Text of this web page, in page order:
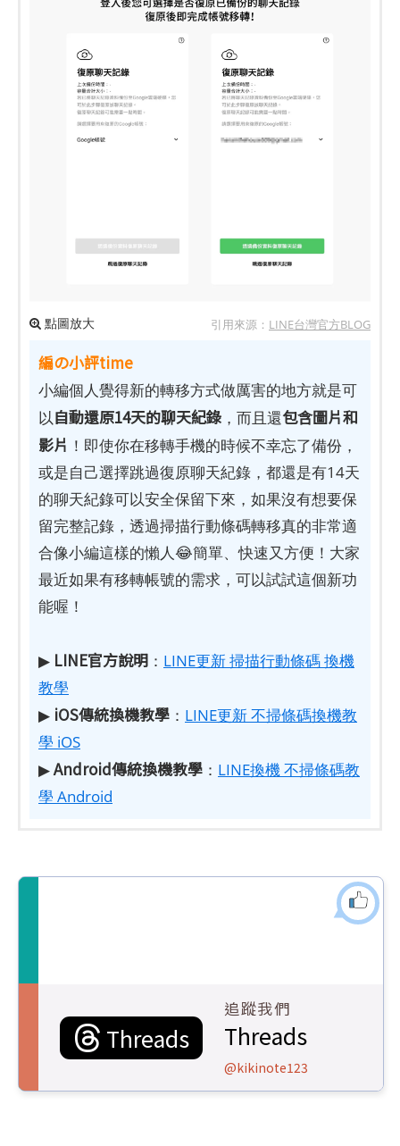
點圖放大 引用來源： LINE台灣官方BLOG
編の小評time
小編個人覺得新的轉移方式做厲害的地方就是可
以自動還原14天的聊天紀錄 ，而且還包含圖片和
影片 ！即使你在移轉手機的時候不幸忘了備份，
或是自己選擇跳過復原聊天紀錄，都還是有14天
的聊天紀錄可以安全保留下來，如果沒有想要保
留完整記錄，透過掃描行動條碼轉移真的非常適
合像小編這樣的懶人😂簡單、快速又方便！大家
最近如果有移轉帳號的需求，可以試試這個新功
能喔！
▶ LINE官方說明 ： LINE更新 掃描行動條碼 換機
教學
▶ iOS傳統換機教學 ： LINE更新 不掃條碼換機教
學 iOS
▶Android傳統換機教學 ： LINE換機 不掃條碼教
學 Android
Threads
追蹤我們
Threads
@kikinote123